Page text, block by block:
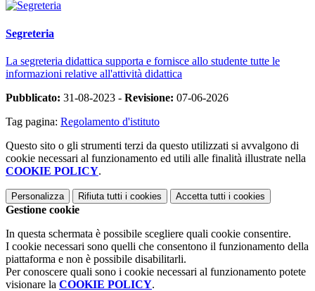
Segreteria
La segreteria didattica supporta e fornisce allo studente tutte le
informazioni relative all'attività didattica
Pubblicato: 31-08-2023 - Revisione: 07-06-2026
Tag pagina: Regolamento d'istituto
Questo sito o gli strumenti terzi da questo utilizzati si avvalgono di
cookie necessari al funzionamento ed utili alle finalità illustrate nella
COOKIE POLICY.
Personalizza Rifiuta tutti i cookies Accetta tutti i cookies
Gestione cookie
In questa schermata è possibile scegliere quali cookie consentire.
I cookie necessari sono quelli che consentono il funzionamento della
piattaforma e non è possibile disabilitarli.
Per conoscere quali sono i cookie necessari al funzionamento potete
visionare la COOKIE POLICY.